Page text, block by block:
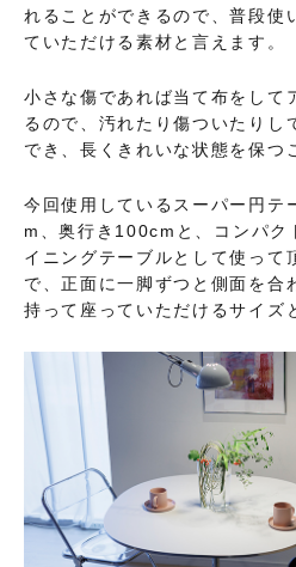
れることができるので、普段使
ていただける素材と言えます。
小さな傷であれば当て布をして
るので、汚れたり傷ついたりし
でき、長くきれいな状態を保つ
今回使用しているスーパー円
m、奥行き100cmと、コンパク
イニングテーブルとして使って
で、正面に一脚ずつと側面を合
持って座っていただけるサイズ